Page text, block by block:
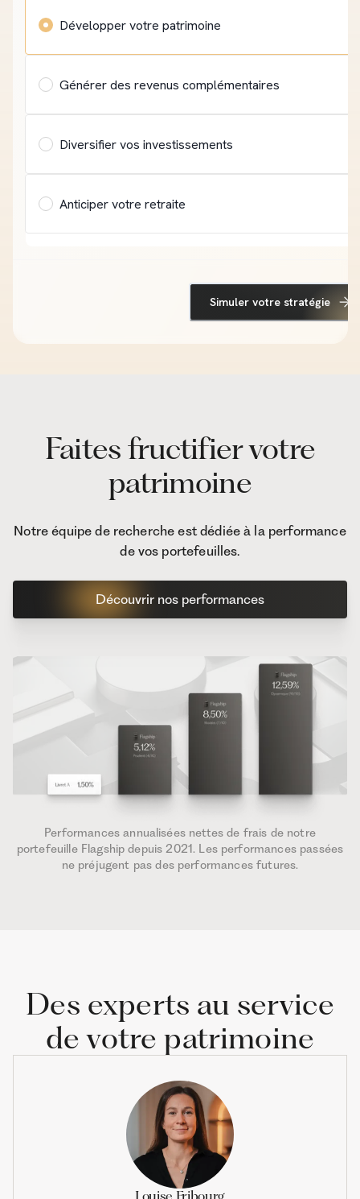
Faites fructifier votre
patrimoine
Notre équipe de recherche est dédiée à la performance
de vos portefeuilles.
Découvrir nos performances
Performances annualisées nettes de frais de notre
portefeuille Flagship depuis 2021. Les performances passées
ne préjugent pas des performances futures.
Des experts au service
de votre patrimoine
Louise Fribourg